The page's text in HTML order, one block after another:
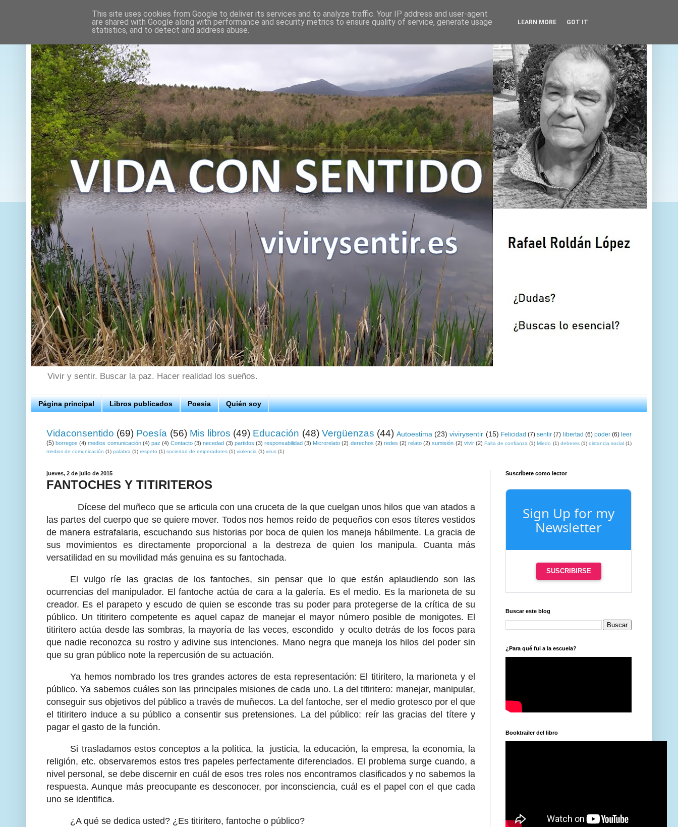
Vivir y sentir. Buscar la paz. Hacer realidad los sueños.
Página principal Libros publicados Poesia Quién soy
Vidaconsentido (69) Poesía (56) Mis libros (49) Educación (48) Vergüenzas (44) Autoestima (23) vivirysentir (15) Felicidad (7) sentir (7) libertad (6) poder (6) leer
(5) borregos (4) medios comunicación (4) paz (4) Contacto (3) necedad (3) partidos (3) responsabilidad (3) Microrelato (2) derechos (2) redes (2) relato (2) sumisión (2) vivir (2) Falta de confianza (1) Miedo (1) deberes (1) distancia social (1)
medios de comunicación (1) palabra (1) respeto (1) sociedad de emperadores (1) violencia (1) virus (1)
jueves, 2 de julio de 2015
FANTOCHES Y TITIRITEROS
Dícese del muñeco que se articula con una cruceta de la que cuelgan unos hilos que van atados a
las partes del cuerpo que se quiere mover. Todos nos hemos reído de pequeños con esos títeres vestidos
de manera estrafalaria, escuchando sus historias por boca de quien los maneja hábilmente. La gracia de
sus movimientos es directamente proporcional a la destreza de quien los manipula. Cuanta más
versatilidad en su movilidad más genuina es su fantochada.
El vulgo ríe las gracias de los fantoches, sin pensar que lo que están aplaudiendo son las
ocurrencias del manipulador. El fantoche actúa de cara a la galería. Es el medio. Es la marioneta de su
creador. Es el parapeto y escudo de quien se esconde tras su poder para protegerse de la crítica de su
público. Un titiritero competente es aquel capaz de manejar el mayor número posible de monigotes. El
titiritero actúa desde las sombras, la mayoría de las veces, escondido y oculto detrás de los focos para
que nadie reconozca su rostro y adivine sus intenciones. Mano negra que maneja los hilos del poder sin
que su gran público note la repercusión de su actuación.
Ya hemos nombrado los tres grandes actores de esta representación: El titiritero, la marioneta y el
público. Ya sabemos cuáles son las principales misiones de cada uno. La del titiritero: manejar, manipular,
conseguir sus objetivos del público a través de muñecos. La del fantoche, ser el medio grotesco por el que
el titiritero induce a su público a consentir sus pretensiones. La del público: reír las gracias del títere y
pagar el gasto de la función.
Si trasladamos estos conceptos a la política, la justicia, la educación, la empresa, la economía, la
religión, etc. observaremos estos tres papeles perfectamente diferenciados. El problema surge cuando, a
nivel personal, se debe discernir en cuál de esos tres roles nos encontramos clasificados y no sabemos la
respuesta. Aunque más preocupante es desconocer, por inconsciencia, cuál es el papel con el que cada
uno se identifica.
¿A qué se dedica usted? ¿Es titiritero, fantoche o público?
Suscríbete como lector
Sign Up for my
Newsletter
SUSCRIBIRSE
Buscar este blog
¿Para qué fui a la escuela?
Booktrailer del libro
This site uses cookies from Google to deliver its services and to analyze traffic. Your IP address and user-agent
are shared with Google along with performance and security metrics to ensure quality of service, generate usage
statistics, and to detect and address abuse.
LEARN MORE GOT IT